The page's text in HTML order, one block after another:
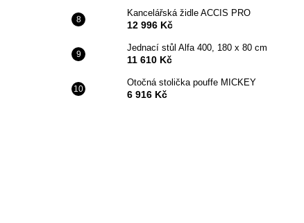
Kancelářská židle ACCIS PRO
12 996 Kč
Jednací stůl Alfa 400, 180 x 80 cm
11 610 Kč
Otočná stolička pouffe MICKEY
6 916 Kč